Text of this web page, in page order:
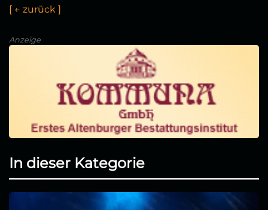
[ ← zurück ]
Anzeige
In dieser Kategorie